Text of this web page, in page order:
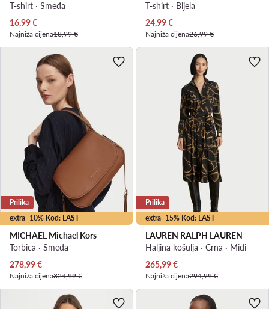
T-shirt · Smeđa
Trenutna cijena
16,99€
Najniža cijena18,99 €
T-shirt · Bijela
Trenutna cijena
24,99€
Najniža cijena26,99 €
extra -10% Kod: LAST
Prilika
MICHAEL Michael Kors
Torbica · Smeđa
Trenutna cijena
278,99€
Najniža cijena324,99 €
extra -15% Kod: LAST
Prilika
LAUREN RALPH LAUREN
Haljina košulja · Crna · Midi
Trenutna cijena
265,99€
Najniža cijena294,99 €